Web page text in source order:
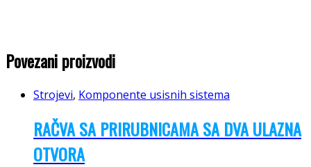
Povezani proizvodi
Strojevi, Komponente usisnih sistema
RAČVA SA PRIRUBNICAMA SA DVA ULAZNA
OTVORA